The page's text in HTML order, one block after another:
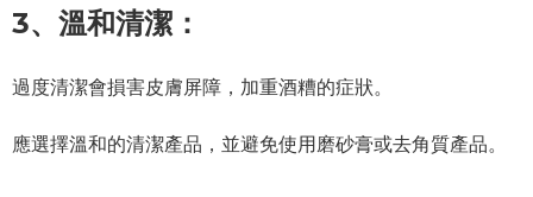
3、 溫和清潔：
過度清潔會損害皮膚屏障，加重酒糟的症狀。
應選擇溫和的清潔產品，並避免使用磨砂膏或去角質產品。